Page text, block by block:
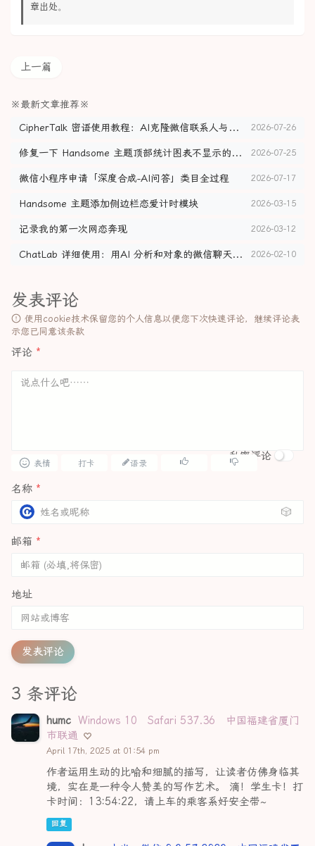
章出处。
上一篇
※最新文章推荐※
CipherTalk 密语使用教程：AI克隆微信联系人与聊天记录导出 2026-07-26
修复一下 Handsome 主题顶部统计图表不显示的问题 2026-07-25
微信小程序申请「深度合成-AI问答」类目全过程 2026-07-17
Handsome 主题添加侧边栏恋爱计时模块 2026-03-15
记录我的第一次网恋奔现 2026-03-12
ChatLab 详细使用：用AI 分析和对象的微信聊天记录 2026-02-10
发表评论
使用cookie技术保留您的个人信息以便您下次快速评论，继续评论表
示您已同意该条款
评论 *
表情 打卡 语录
私密评论
名称 *
🎲
邮箱 *
地址
发表评论
3 条评论
humc Windows 10 Safari 537.36
中国福建省厦门
市联通
April 17th, 2025 at 01:54 pm
作者运用生动的比喻和细腻的描写，让读者仿佛身临其
境，实在是一种令人赞美的写作艺术。 滴！学生卡！打
卡时间：13:54:22，请上车的乘客系好安全带~
回复